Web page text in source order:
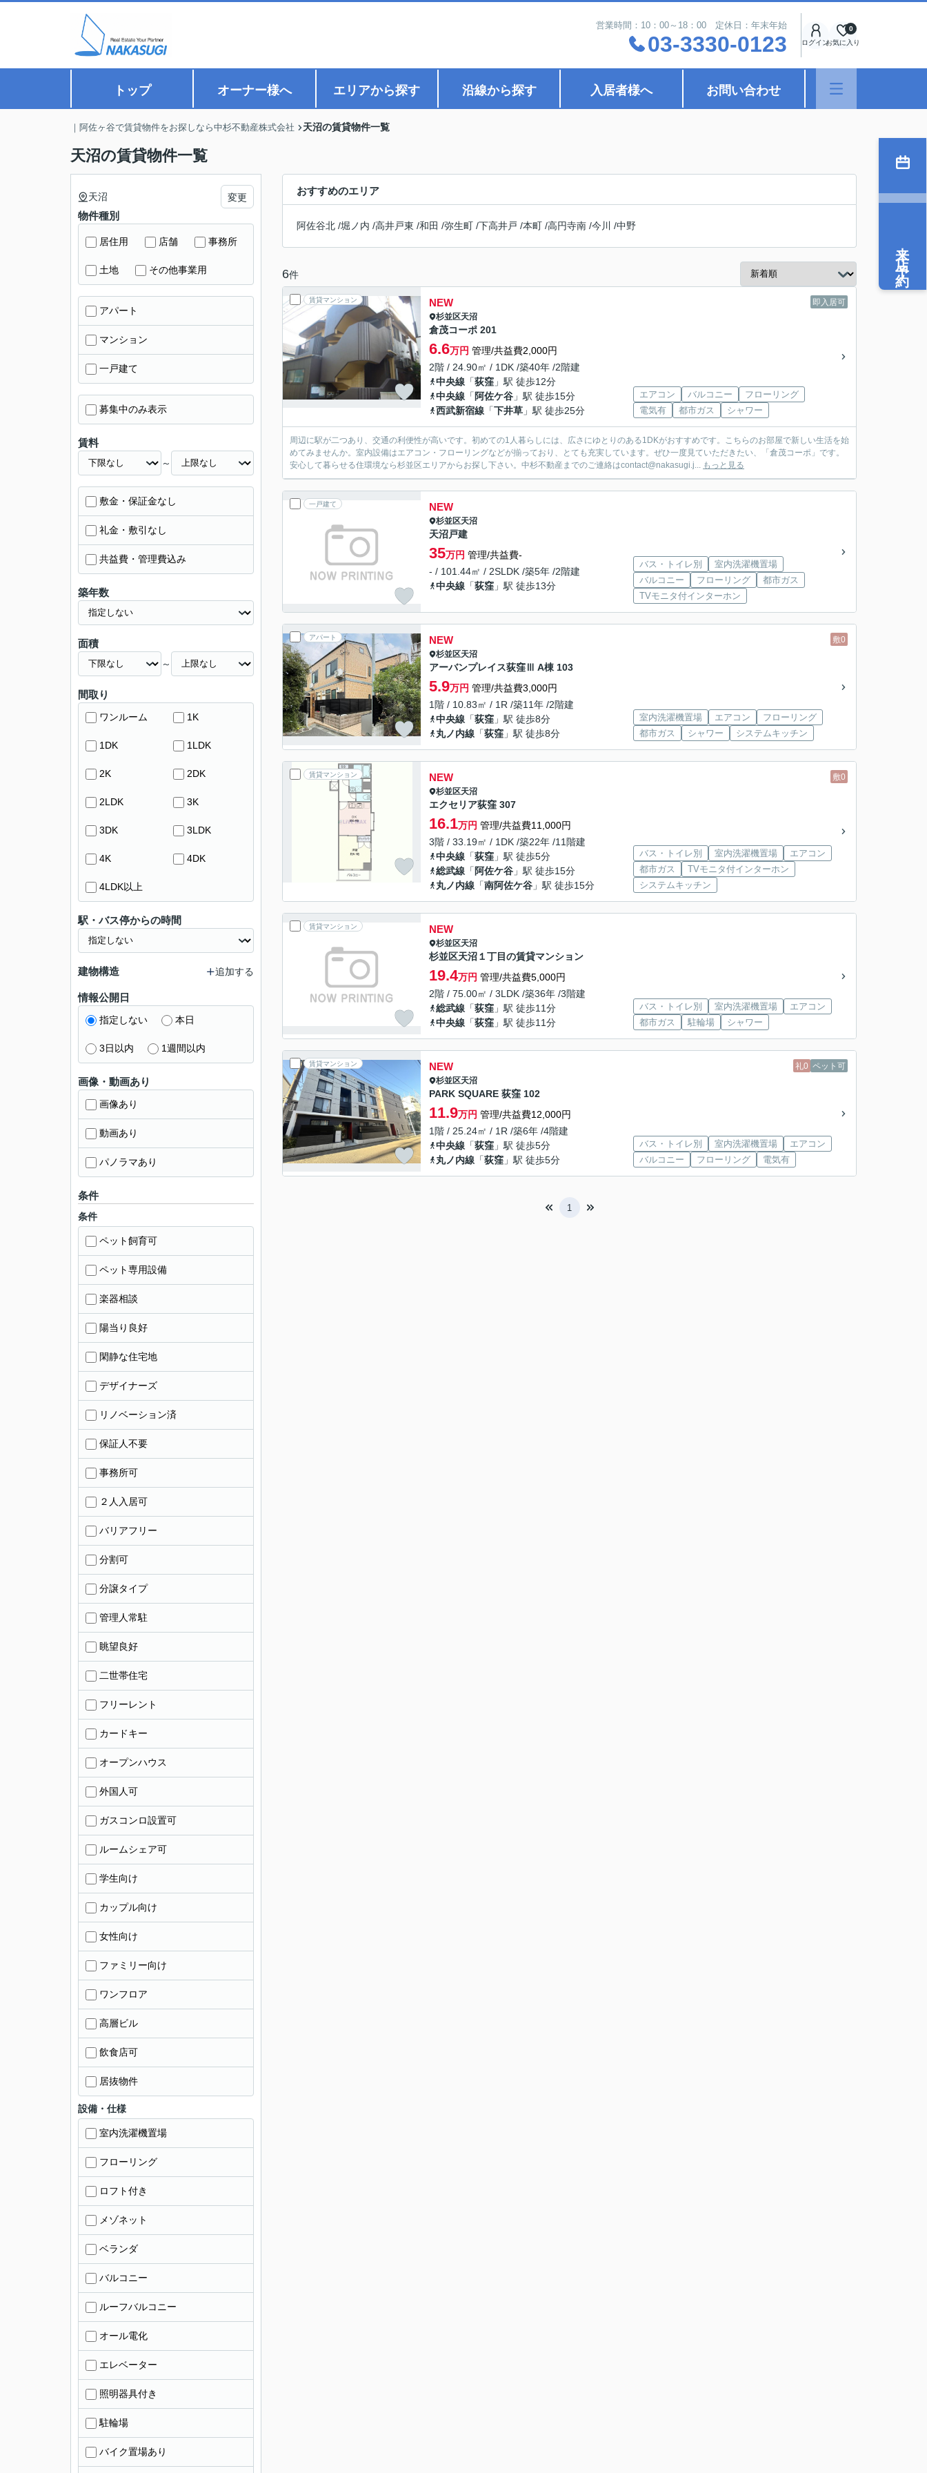
営業時間：10：00～18：00 定休日：年末年始
03-3330-0123 ログインお気に入り
0
トップ オーナー様へ エリアから探す 沿線から探す 入居者様へ お問い合わせ
｜阿佐ヶ谷で賃貸物件をお探しなら中杉不動産株式会社 天沼の賃貸物件一覧
天沼の賃貸物件一覧
おすすめのエリア
阿佐谷北 /堀ノ内 /高井戸東 /和田 /弥生町 /下高井戸 /本町 /高円寺南 /今川 /中野
6件
賃貸マンション 即入居可
NEW
杉並区天沼
倉茂コーポ 201
6.6万円 管理/共益費2,000円
2階 / 24.90㎡ / 1DK /築40年 /2階建
中央線 「荻窪 」駅 徒歩12分
中央線 「 阿佐ケ谷 」駅 徒歩15分
西武新宿線 「下井草 」駅 徒歩25分
エアコン バルコニー
フローリング
電気有
都市ガス シャワー
周辺に駅が二つあり、交通の利便性が高いです。初めての1人暮らしには、広さにゆとりのある1DKがおすすめです。こちらのお部屋で新しい生活を始
めてみませんか。室内設備はエアコン・フローリングなどが揃っており、とても充実しています。ぜひ一度見ていただきたい、「倉茂コーポ」です。
安心して暮らせる住環境なら杉並区エリアからお探し下さい。中杉不動産までのご連絡はcontact@nakasugi.j... もっと見る
一戸建て NEW
杉並区天沼
天沼戸建
35万円 管理/共益費-
- / 101.44㎡ / 2SLDK /築5年 /2階建
中央線 「荻窪 」駅 徒歩13分
バス・トイレ別
室内洗濯機置場
バルコニー
フローリング
都市ガス
TVモニタ付インターホン
アパート 敷0
NEW
杉並区天沼
アーバンプレイス荻窪Ⅲ A棟 103
5.9万円 管理/共益費3,000円
1階 / 10.83㎡ / 1R /築11年 /2階建
中央線 「荻窪 」駅 徒歩8分
丸ノ内線 「荻窪 」駅 徒歩8分
室内洗濯機置場 エアコン
フローリング
都市ガス
シャワー システムキッチン
賃貸マンション 敷0
NEW
杉並区天沼
エクセリア荻窪 307
16.1万円 管理/共益費11,000円
3階 / 33.19㎡ / 1DK /築22年 /11階建
中央線 「荻窪 」駅 徒歩5分
総武線 「 阿佐ケ谷 」駅 徒歩15分
丸ノ内線 「南阿佐ケ谷 」駅 徒歩15分
バス・トイレ別 室内洗濯機置場
エアコン
都市ガス
TVモニタ付インターホン
システムキッチン
賃貸マンション NEW
杉並区天沼
杉並区天沼１丁目の賃貸マンション
19.4万円 管理/共益費5,000円
2階 / 75.00㎡ / 3LDK /築36年 /3階建
総武線 「荻窪 」駅 徒歩11分
中央線 「荻窪 」駅 徒歩11分
バス・トイレ別 室内洗濯機置場
エアコン
都市ガス
駐輪場 シャワー
賃貸マンション 礼0 ペット可
NEW
杉並区天沼
PARK SQUARE 荻窪 102
11.9万円 管理/共益費12,000円
1階 / 25.24㎡ / 1R /築6年 /4階建
中央線 「荻窪 」駅 徒歩5分
丸ノ内線 「荻窪 」駅 徒歩5分
バス・トイレ別 室内洗濯機置場
エアコン
バルコニー
フローリング 電気有
1
天沼 変更
物件種別
居住用 店舗 事務所
土地 その他事業用
アパート
マンション
一戸建て
募集中のみ表示
賃料
～
敷金・保証金なし
礼金・敷引なし
共益費・管理費込み
築年数
面積
～
間取り
ワンルーム 1K
1DK 1LDK
2K 2DK
2LDK 3K
3DK 3LDK
4K 4DK
4LDK以上
駅・バス停からの時間
建物構造 追加する
情報公開日
指定しない 本日
3日以内 1週間以内
画像・動画あり
画像あり
動画あり
パノラマあり
条件
条件
ペット飼育可
ペット専用設備
楽器相談
陽当り良好
閑静な住宅地
デザイナーズ
リノベーション済
保証人不要
事務所可
２人入居可
バリアフリー
分割可
分譲タイプ
管理人常駐
眺望良好
二世帯住宅
フリーレント
カードキー
オープンハウス
外国人可
ガスコンロ設置可
ルームシェア可
学生向け
カップル向け
女性向け
ファミリー向け
ワンフロア
高層ビル
飲食店可
居抜物件
設備・仕様
室内洗濯機置場
フローリング
ロフト付き
メゾネット
ベランダ
バルコニー
ルーフバルコニー
オール電化
エレベーター
照明器具付き
駐輪場
バイク置場あり
来店予約